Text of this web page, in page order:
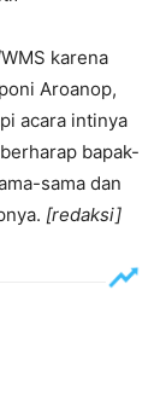
karena
Aroanop,
acara intinya
bapak-
sama dan
[redaksi]